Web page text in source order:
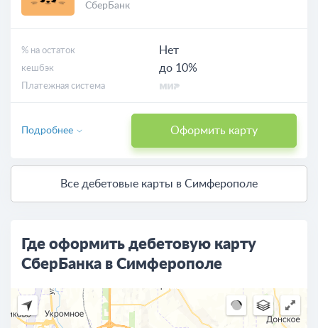
СберБанк
% на остаток Нет
кешбэк до 10%
Платежная система
Оформить карту
Подробнее
Все дебетовые карты в Симферополе
Где оформить дебетовую карту
СберБанка в Симферополе